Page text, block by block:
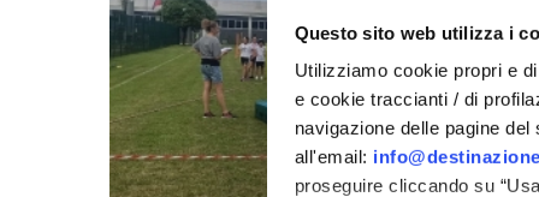
Questo sito web utilizza i
Utilizziamo cookie propri e
e cookie traccianti / di
navigazione delle pagine
all'email:
proseguire cliccando su